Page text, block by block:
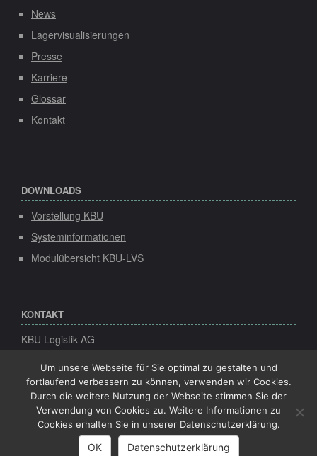
News
Lagervisualisierungen
Presse
Karriere
Glossar
Kontakt
DOWNLOADS
Vorstellung KBU
Systeminformationen
Modulübersicht KBU-LVS
KONTAKT
KBU Logistik AG
Konsul-Smidt-Str. 8d
28217 Bremen
Tel:+49 (0)421-22 492-0
Fax:+49 (0)421-22 492-20
info(at)kbu-logistik.de
Um unsere Webseite für Sie optimal zu gestalten und
fortlaufend verbessern zu können, verwenden wir Cookies.
Durch die weitere Nutzung der Webseite stimmen Sie der
Verwendung von Cookies zu. Weitere Informationen zu
Cookies erhalten Sie in unserer Datenschutzerklärung.
OK Datenschutzerklärung